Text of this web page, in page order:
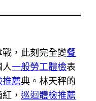
，此刻完全變餐
人一般勞工體檢表
推薦典。林天秤的
紅，巡迴體檢推薦